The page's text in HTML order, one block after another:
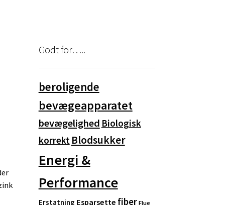
Godt for…..
beroligende
bevægeapparatet
bevægelighed Biologisk
korrekt Blodsukker
Energi &
Performance
Erstatning Esparsette fiber Flue